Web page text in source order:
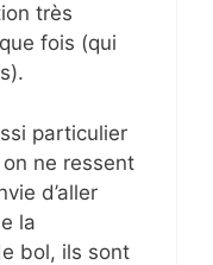
très
fois (qui
particulier
ne ressent
d’aller
la
bol, ils sont